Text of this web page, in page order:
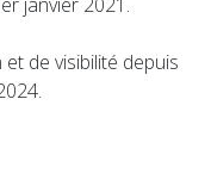
de visibilité depuis